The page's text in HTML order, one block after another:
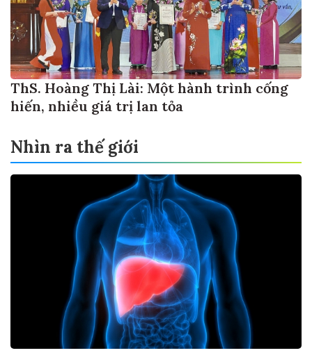
ThS. Hoàng Thị Lài: Một hành trình cống
hiến, nhiều giá trị lan tỏa
Nhìn ra thế giới